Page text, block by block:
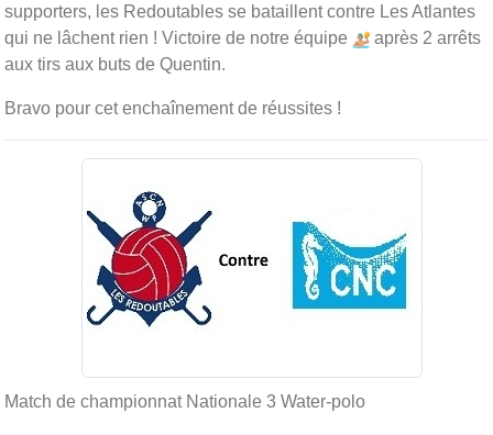
supporters, les Redoutables se bataillent contre Les Atlantes
qui ne lâchent rien ! Victoire de notre équipe
après 2 arrêts
aux tirs aux buts de Quentin.
Bravo pour cet enchaînement de réussites !
Match de championnat Nationale 3 Water-polo